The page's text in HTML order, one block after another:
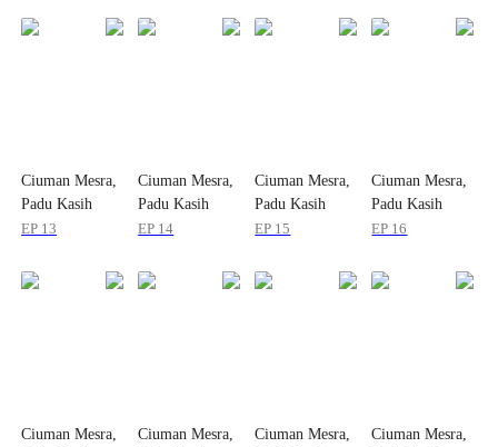
Ciuman Mesra,
Padu Kasih
EP 13
Ciuman Mesra,
Padu Kasih
EP 14
Ciuman Mesra,
Padu Kasih
EP 15
Ciuman Mesra,
Padu Kasih
EP 16
Ciuman Mesra,
Ciuman Mesra,
Ciuman Mesra,
Ciuman Mesra,